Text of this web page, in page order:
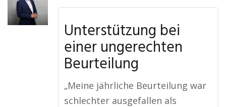
Unterstützung bei
einer ungerechten
Beurteilung
„Meine jährliche Beurteilung war
schlechter ausgefallen als